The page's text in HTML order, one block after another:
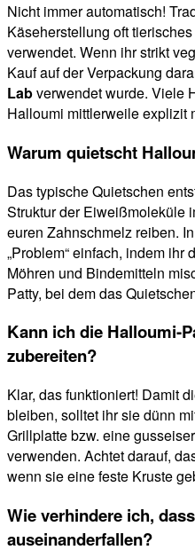
Nicht immer automatisch!
Käseherstellung oft
verwendet. Wenn ihr strikt
Kauf auf der Verpackung
Labverwendet wurde. Viele
Halloumi mittlerweile explizit
Warum quietscht
Das typische Quietschen
Struktur der Eiweißmoleküle
euren Zahnschmelz reiben.
„Problem“ einfach, indem ihr
Möhren und Bindemitteln
Patty, bei dem das
Kann ich die Halloumi-
zubereiten?
Klar, das funktioniert! Damit
bleiben, solltet ihr sie dünn
Grillplatte bzw. eine
verwenden. Achtet darauf,
wenn sie eine feste Kruste
Wie verhindere ich,
auseinanderfallen?